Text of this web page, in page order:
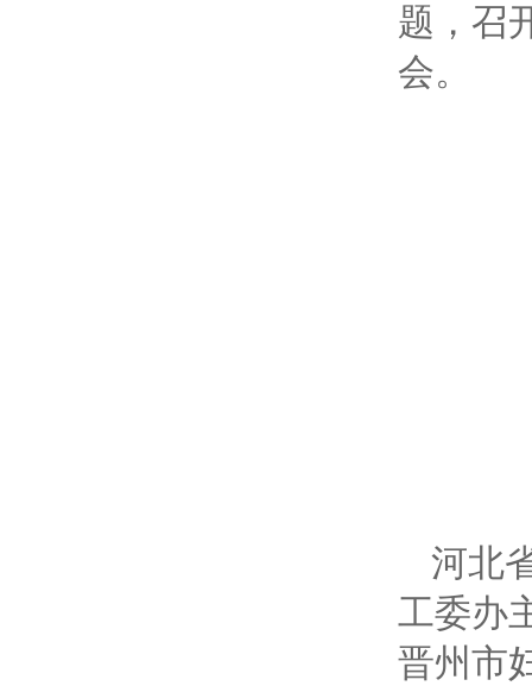
题，召
会。
河北
工委办
晋州市